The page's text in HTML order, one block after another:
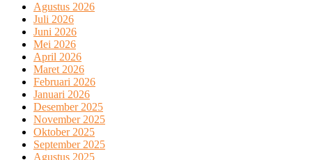
Agustus 2026
Juli 2026
Juni 2026
Mei 2026
April 2026
Maret 2026
Februari 2026
Januari 2026
Desember 2025
November 2025
Oktober 2025
September 2025
Agustus 2025